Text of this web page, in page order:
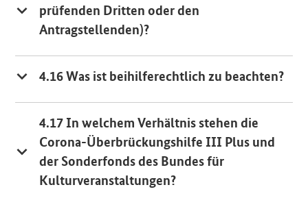
prüfenden Dritten oder den
Antragstellenden)?
4.16 Was ist beihilferechtlich zu beachten?
4.17 In welchem Verhältnis stehen die
Corona-Überbrückungshilfe III Plus und
der Sonderfonds des Bundes für
Kulturveranstaltungen?